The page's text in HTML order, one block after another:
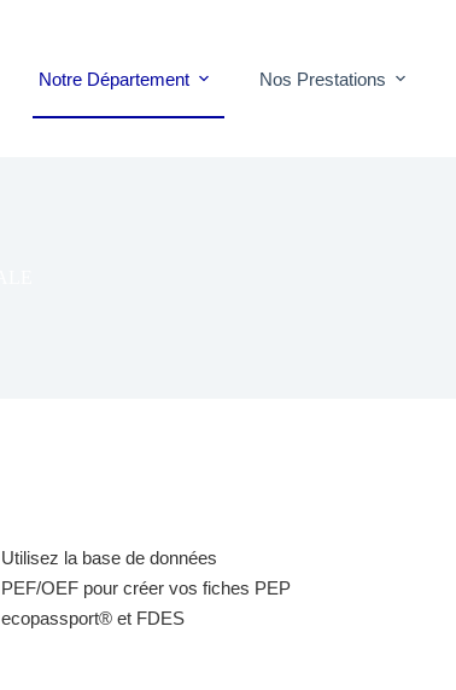
Notre Département Nos Prestations
Utilisez la base de données
PEF/OEF pour créer vos fiches PEP
ecopassport® et FDES